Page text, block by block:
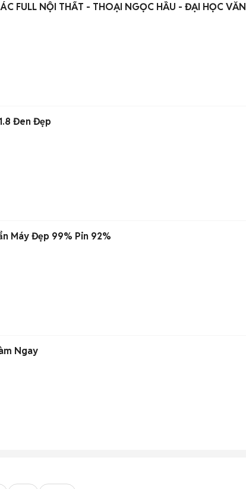
FULL NỘI THẤT - THOẠI NGỌC HẦU - ĐẠI HỌC VĂN
Đen Đẹp
Máy Đẹp 99% Pin 92%
Ngay